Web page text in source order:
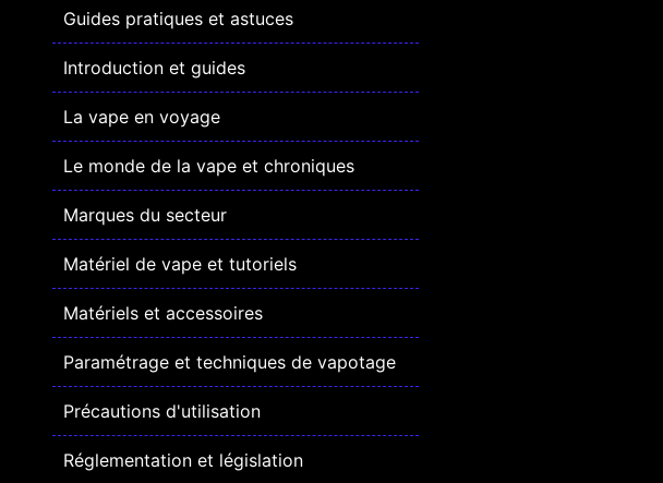
Guides pratiques et astuces
Introduction et guides
La vape en voyage
Le monde de la vape et chroniques
Marques du secteur
Matériel de vape et tutoriels
Matériels et accessoires
Paramétrage et techniques de vapotage
Précautions d'utilisation
Réglementation et législation